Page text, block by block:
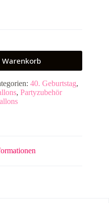
Warenkorb
40. Geburtstag,
, Partyzubehör